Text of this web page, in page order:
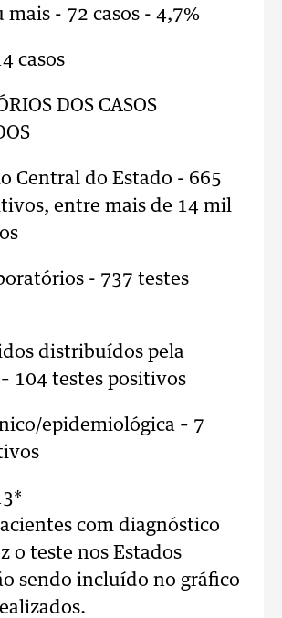
mais - 72 casos - 4,7%
casos
DOS CASOS
Central do Estado - 665
entre mais de 14 mil
- 737 testes
distribuídos pela
104 testes positivos
epidemiológica – 7
com diagnóstico
o teste nos Estados
sendo incluído no gráfico